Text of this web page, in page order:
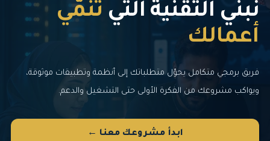
نبني التقنية التي تنمّي
أعمالك
فريق برمجي متكامل يحوّل متطلباتك إلى أنظمة وتطبيقات موثوقة،
ويواكب مشروعك من الفكرة الأولى حتى التشغيل والدعم.
ابدأ مشروعك معنا ←